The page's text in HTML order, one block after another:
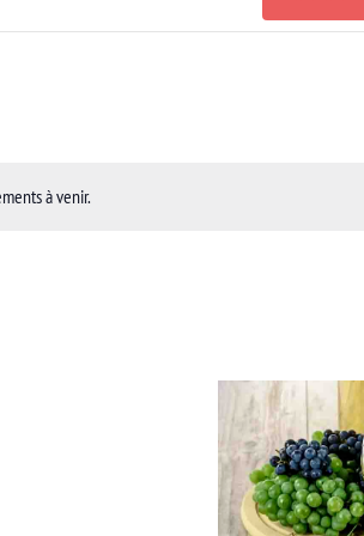
à venir.